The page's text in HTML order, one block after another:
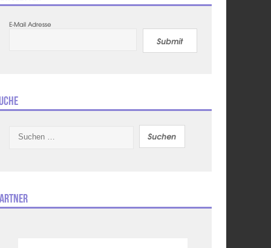
E-Mail Adresse
Submit
nach: